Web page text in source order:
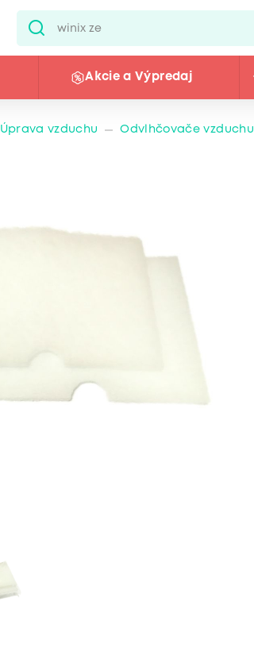
Akcie a Výpredaj
Úprava vzduchu Odvlhčovače vzduchu